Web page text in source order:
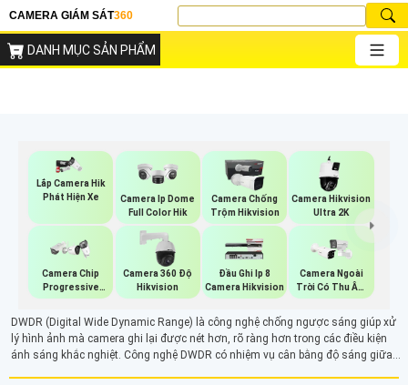
CAMERA GIÁM SÁT360
DANH MỤC SẢN PHẨM
Lắp Camera Hik
Phát Hiện Xe
Camera Ip Dome
Full Color Hik
Camera Chống
Trộm Hikvision
Camera Hikvision
Ultra 2K
Camera Chip
Progressive
Scan CMOS
Hikvision
Camera 360 Độ
Hikvision
Đầu Ghi Ip 8
Camera Hikvision
Camera Ngoài
Trời Có Thu Âm
Hik
DWDR (Digital Wide Dynamic Range) là công nghệ chống ngược sáng giúp xử
lý hình ảnh mà camera ghi lại được nét hơn, rõ ràng hơn trong các điều kiện
ánh sáng khắc nghiệt. Công nghệ DWDR có nhiệm vụ cân bằng độ sáng giữa